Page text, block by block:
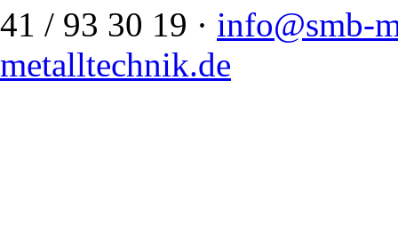
41 / 93 30 19 · info@smb-
metalltechnik.de